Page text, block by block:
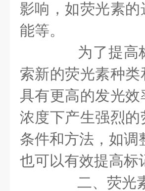
影响，如荧光素
能等。
为了提高标
索新的荧光素种
具有更高的发光
浓度下产生强烈
条件和方法，如调
也可以有效提高标
二、荧光